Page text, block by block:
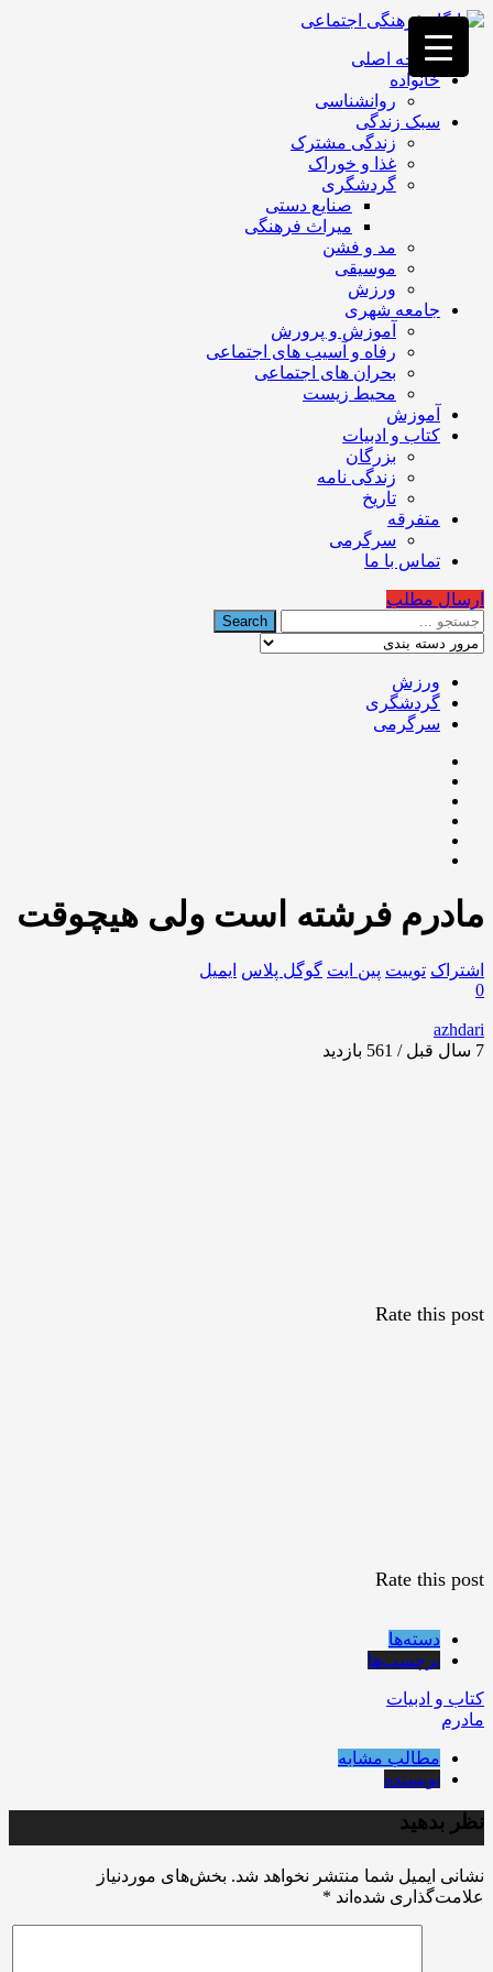
فصد
خون
غرب
تهران
خشکشویی
تصفیه
تهران
صفحه اصلی
خانواده
روانشناسی
سبک زندگی
زندگی مشترک
غذا و خوراک
گردشگری
صنایع دستی
میراث فرهنگی
مد و فشن
موسیقی
ورزش
جامعه شهری
آموزش و پرورش
رفاه و آسیب های اجتماعی
بحران های اجتماعی
محیط زیست
آموزش
کتاب و ادبیات
بزرگان
زندگی نامه
تاریخ
متفرقه
سرگرمی
تماس با ما
ارسال مطلب
ورزش
گردشگری
سرگرمی
مادرم فرشته است ولی هيچوقت
اشتراک توییت پین ایت گوگل‌ پلاس ایمیل
0
azhdari
7 سال قبل / 561
بازدید
Rate this post
Rate this post
دسته‌ها
برچسب‌ها
کتاب و ادبیات
مادرم
مطالب مشابه
نویسنده
نظر بدهید
نشانی ایمیل شما منتشر نخواهد شد. بخش‌های موردنیاز
علامت‌گذاری شده‌اند *